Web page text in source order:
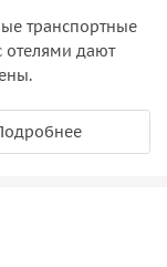
транспортные
отелями дают